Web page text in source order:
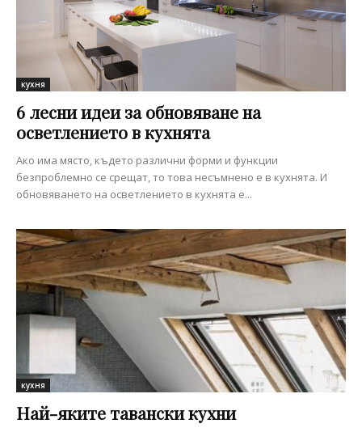
кухня
6 лесни идеи за обновяване на
осветлението в кухнята
Ако има място, където различни форми и функции
безпроблемно се срещат, то това несъмнено е в кухнята. И
обновяването на осветлението в кухнята е...
кухня
Най-яките тавански кухни